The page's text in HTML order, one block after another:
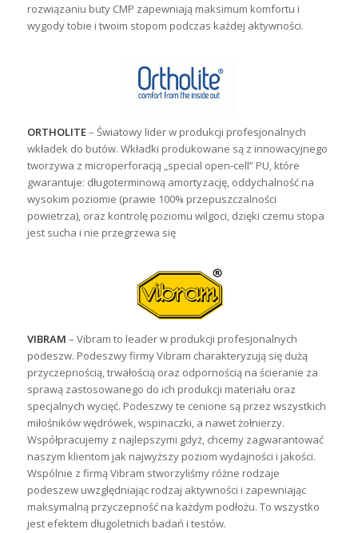
rozwiązaniu buty CMP zapewniają maksimum komfortu i
wygody tobie i twoim stopom podczas każdej aktywności.
ORTHOLITE– Światowy lider w produkcji profesjonalnych
wkładek do butów. Wkładki produkowane są z innowacyjnego
tworzywa z microperforacją „special open-cell” PU, które
gwarantuje: długoterminową amortyzację, oddychalność na
wysokim poziomie (prawie 100% przepuszczalności
powietrza), oraz kontrolę poziomu wilgoci, dzięki czemu stopa
jest sucha i nie przegrzewa się
VIBRAM – Vibram to leader w produkcji profesjonalnych
podeszw. Podeszwy firmy Vibram charakteryzują się dużą
przyczepnością, trwałością oraz odpornością na ścieranie za
sprawą zastosowanego do ich produkcji materiału oraz
specjalnych wycięć. Podeszwy te cenione są przez wszystkich
miłośników wędrówek, wspinaczki, a nawet żołnierzy.
Współpracujemy z najlepszymi gdyż, chcemy zagwarantować
naszym klientom jak najwyższy poziom wydajności i jakości.
Wspólnie z firmą Vibram stworzyliśmy różne rodzaje
podeszew uwzględniając rodzaj aktywności i zapewniając
maksymalną przyczepność na każdym podłożu. To wszystko
jest efektem długoletnich badań i testów.